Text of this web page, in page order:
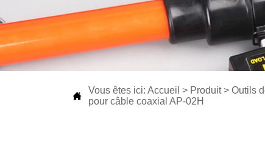

Vous êtes ici:Accueil > Produit>Outils
pour câble coaxial AP-02H